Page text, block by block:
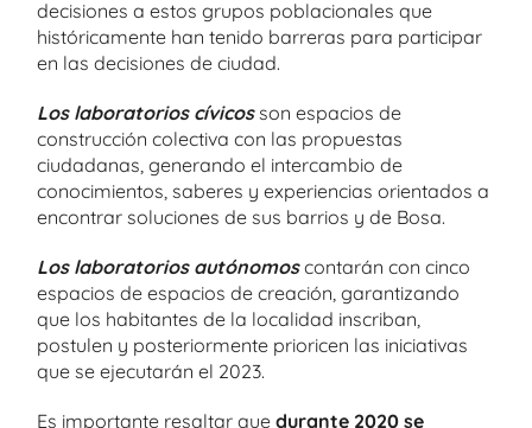
decisiones a estos grupos poblacionales que
históricamente han tenido barreras para participar
en las decisiones de ciudad.
Los laboratorios cívicos son espacios de
construcción colectiva con las propuestas
ciudadanas, generando el intercambio de
conocimientos, saberes y experiencias orientados a
encontrar soluciones de sus barrios y de Bosa.
Los laboratorios autónomoscontarán con cinco
espacios de espacios de creación, garantizando
que los habitantes de la localidad inscriban,
postulen y posteriormente prioricen las iniciativas
que se ejecutarán el 2023.
Es importante resaltar que durante 2020 se